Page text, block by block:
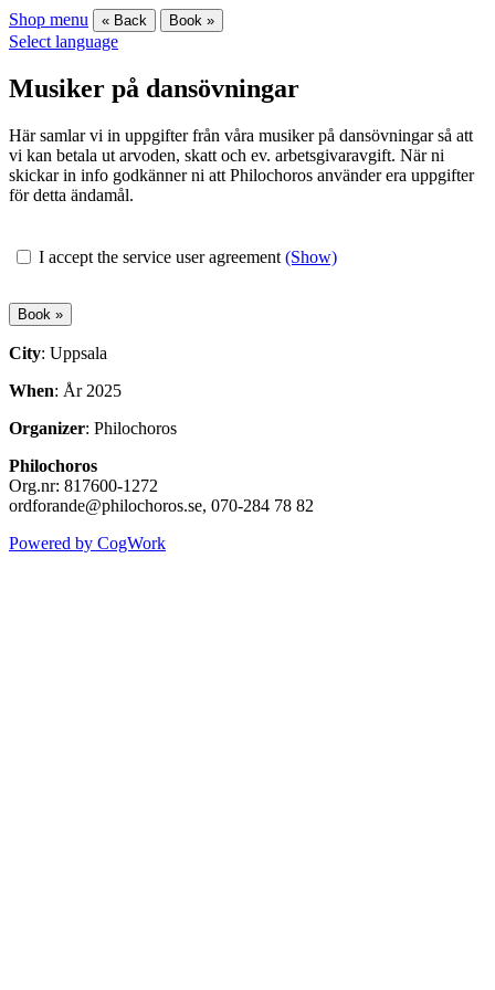
Shop menu « Back Book »
Select language
Musiker på dansövningar
Här samlar vi in uppgifter från våra musiker på dansövningar så att
vi kan betala ut arvoden, skatt och ev. arbetsgivaravgift. När ni
skickar in info godkänner ni att Philochoros använder era uppgifter
för detta ändamål.
I accept the service user agreement (Show)
City: Uppsala
When: År 2025
Organizer: Philochoros
Philochoros
Org.nr: 817600-1272
ordforande@philochoros.se, 070-284 78 82
Powered by CogWork